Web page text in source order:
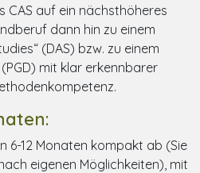
CAS auf ein nächsthöheres
dann hin zu einem
(DAS) bzw. zu einem
mit klar erkennbarer
6-12 Monaten kompakt ab (Sie
eigenen Möglichkeiten), mit